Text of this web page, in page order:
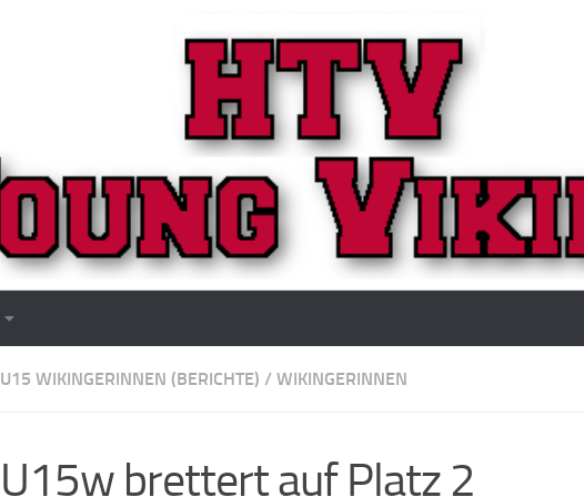
U15 WIKINGERINNEN (BERICHTE) / WIKINGERINNEN
U15w brettert auf Platz 2